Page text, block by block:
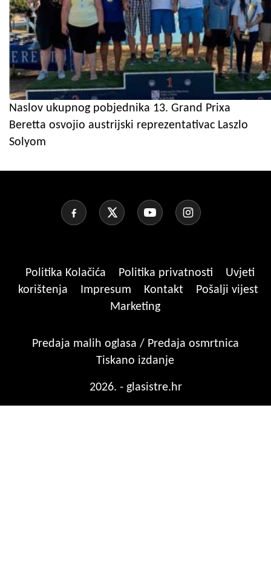
Naslov ukupnog pobjednika 13. Grand Prixa
Beretta osvojio austrijski reprezentativac Laszlo
Solyom
Politika Kolačića Politika privatnosti
Uvjeti
korištenja
Impresum Kontakt
Pošalji vijest
Marketing
Predaja malih oglasa / Predaja osmrtnica
Tiskano izdanje
2026. - glasistre.hr